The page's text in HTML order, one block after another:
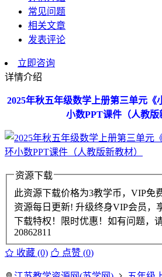
常见问题
相关文章
发表评论
立即咨询
详情介绍
2025年秋五年级数学上册第三单元《
小数PPT课件（人教版
资源下载
此资源下载价格为3教学币，VIP免
资源每日更新! 升级终身VIP会员，
下载特权！限时优惠！如有问题，
20862811
收藏 (0) 点赞 (0)